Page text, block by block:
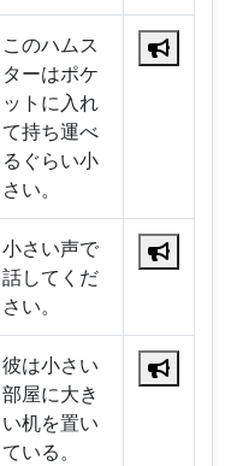
このハムス
ターはポケ
ットに入れ
て持ち運べ
るぐらい小
さい。
小さい声で
話してくだ
さい。
彼は小さい
部屋に大き
い机を置い
ている。